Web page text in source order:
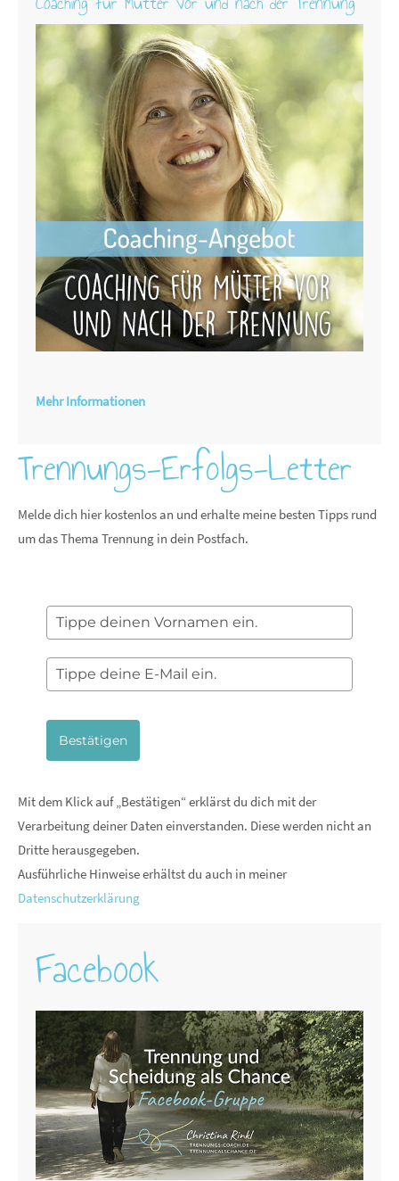
Mehr Informationen
Trennungs-Erfolgs-Letter
Melde dich hier kostenlos an und erhalte meine besten Tipps rund
um das Thema Trennung in dein Postfach.
Bestätigen
Mit dem Klick auf „Bestätigen“ erklärst du dich mit der
Verarbeitung deiner Daten einverstanden. Diese werden nicht an
Dritte herausgegeben.
Ausführliche Hinweise erhältst du auch in meiner
Datenschutzerklärung
Facebook